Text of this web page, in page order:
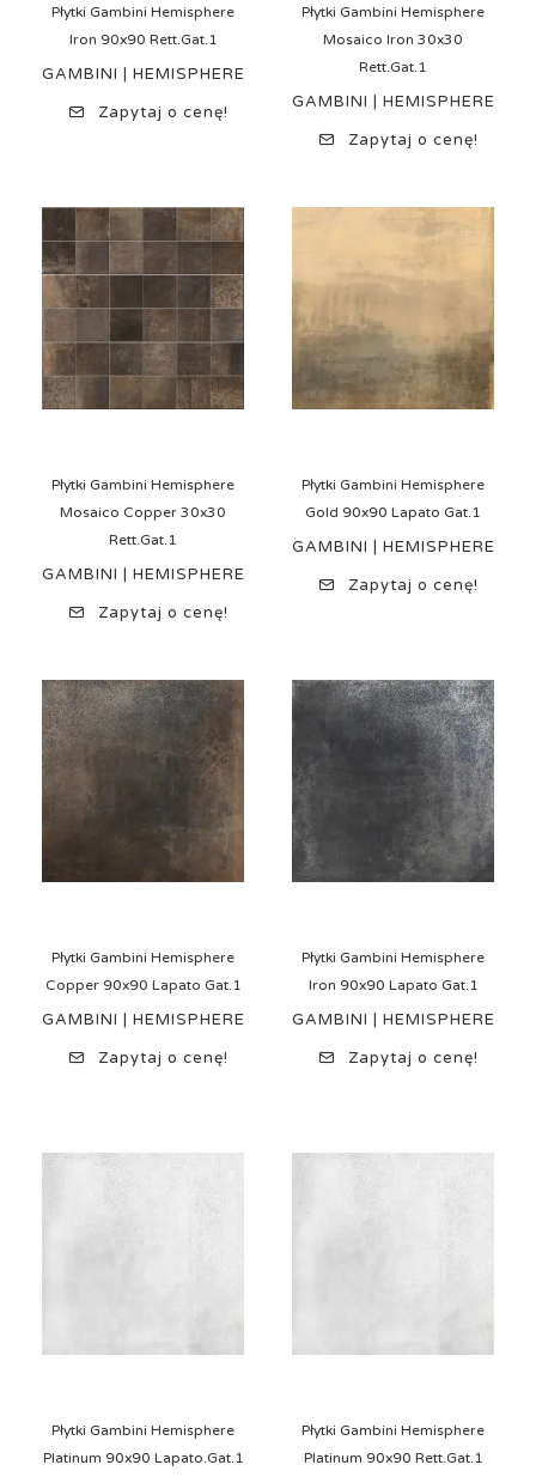
Płytki Gambini Hemisphere
Iron 90x90 Rett.Gat.1
GAMBINI | HEMISPHERE
Zapytaj o cenę!
Płytki Gambini Hemisphere
Mosaico Iron 30x30
Rett.Gat.1
GAMBINI | HEMISPHERE
Zapytaj o cenę!
Płytki Gambini Hemisphere
Mosaico Copper 30x30
Rett.Gat.1
GAMBINI | HEMISPHERE
Zapytaj o cenę!
Płytki Gambini Hemisphere
Gold 90x90 Lapato Gat.1
GAMBINI | HEMISPHERE
Zapytaj o cenę!
Płytki Gambini Hemisphere
Copper 90x90 Lapato Gat.1
GAMBINI | HEMISPHERE
Zapytaj o cenę!
Płytki Gambini Hemisphere
Iron 90x90 Lapato Gat.1
GAMBINI | HEMISPHERE
Zapytaj o cenę!
Płytki Gambini Hemisphere
Platinum 90x90 Lapato.Gat.1
Płytki Gambini Hemisphere
Platinum 90x90 Rett.Gat.1